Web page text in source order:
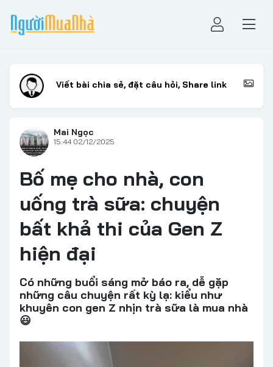
Mai Ngọc
15:44 02/12/2025
Bố mẹ cho nhà, con
uống trà sữa: chuyện
bất khả thi của Gen Z
hiện đại
Có những buổi sáng mở báo ra, dễ gặp
những câu chuyện rất kỳ lạ: kiểu như
khuyên con gen Z nhịn trà sữa là mua nhà
😃